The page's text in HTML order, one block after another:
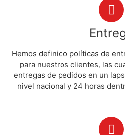
Hemos definido políticas de
para nuestros clientes, las
entregas de pedidos en un
nivel nacional y 24 horas